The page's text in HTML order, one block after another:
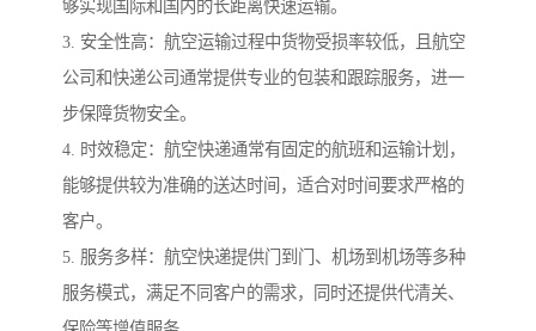
够实现国际和国内的长距离快速运输。
3. 安全性高：航空运输过程中货物受损率较低，且航空
公司和快递公司通常提供专业的包装和跟踪服务，进一
步保障货物安全。
4. 时效稳定：航空快递通常有固定的航班和运输计划，
能够提供较为准确的送达时间，适合对时间要求严格的
客户。
5. 服务多样：航空快递提供门到门、机场到机场等多种
服务模式，满足不同客户的需求，同时还提供代清关、